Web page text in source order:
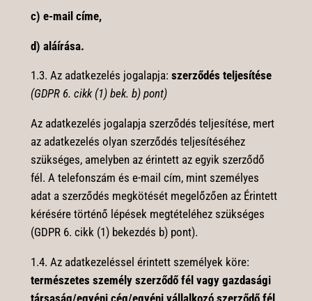
c) e-mail címe,
d) aláírása.
1.3. Az adatkezelés jogalapja: szerződés teljesítése
(GDPR 6. cikk (1) bek. b) pont)
Az adatkezelés jogalapja szerződés teljesítése, mert
az adatkezelés olyan szerződés teljesítéséhez
szükséges, amelyben az érintett az egyik szerződő
fél. A telefonszám és e-mail cím, mint személyes
adat a szerződés megkötését megelőzően az Érintett
kérésére történő lépések megtételéhez szükséges
(GDPR 6. cikk (1) bekezdés b) pont).
1.4. Az adatkezeléssel érintett személyek köre:
természetes személy szerződő fél vagy gazdasági